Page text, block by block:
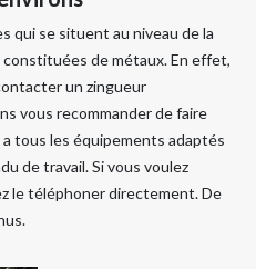
qui se situent au niveau de la
de métaux. En effet,
un zingueur
vous recommander de faire
tous les équipements adaptés
de travail. Si vous voulez
le téléphoner directement. De